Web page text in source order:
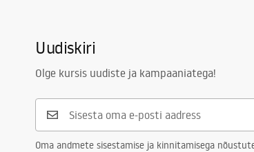
Uudiskiri
Olge kursis uudiste ja kampaaniatega!
Oma andmete sisestamise ja kinnitamisega